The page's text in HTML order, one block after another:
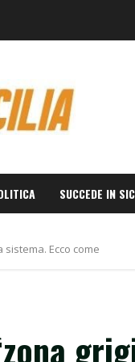
SUCCEDE IN
sistema. Ecco come